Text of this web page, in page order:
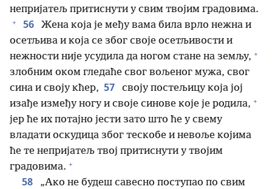
непријатељ притиснути у свим твојим градовима.
+ 56
Жена која је међу вама била врло нежна и
осетљива и која се због своје осетљивости и
нежности није усудила да ногом стане на земљу, +
злобним оком гледаће свог вољеног мужа, свог
сина и своју кћер, 57
своју постељицу која јој
изађе између ногу и своје синове које је родила, +
јер ће их потајно јести зато што ће у свему
владати оскудица због тескобе и невоље којима
ће те непријатељ твој притиснути у твојим
градовима. +
58
„Ако не будеш савесно поступао по свим